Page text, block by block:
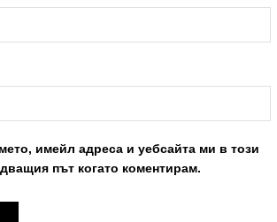
имейл адреса и уебсайта ми в този
път когато коментирам.